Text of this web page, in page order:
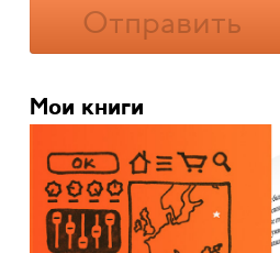
Отправить
Мои книги